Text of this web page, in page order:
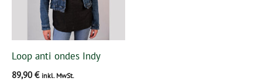
Loop anti ondes Indy
89,90€ inkl. MwSt.